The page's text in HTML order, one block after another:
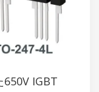
650V IGBT